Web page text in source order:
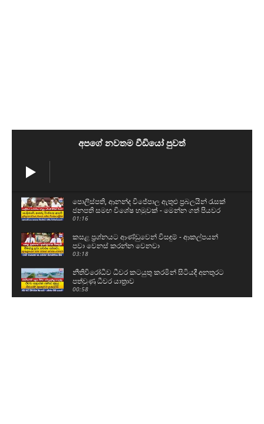
අපගේ නවතම වීඩියෝ පුවත්
පොලිස්පති, ආනන්ද විජේපාල ඇතුළු ප්‍රබලයින් රැසක්
ජනපති සමඟ විශේෂ හමුවක් - මෙන්න ගත් පියවර
01:16
කසළ ප්‍රශ්නයට ආණ්ඩුවෙන් විසඳුම් - ආකල්පයන්
පවා වෙනස් කරන්න වෙනවා
03:18
නීතිවිරෝධීව ධීවර කටයුතු කරමින් සිටියදී අනතුරට
පත්වුණු ධීවර යාත්‍රාව
00:58